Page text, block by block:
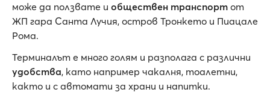
може да ползвате и обществен транспорт от
ЖП гара Санта Лучия, остров Тронкето и Пиацале
Рома.
Терминалът е много голям и разполага с различни
удобства, като например чакалня, тоалетни,
както и с автомати за храни и напитки.